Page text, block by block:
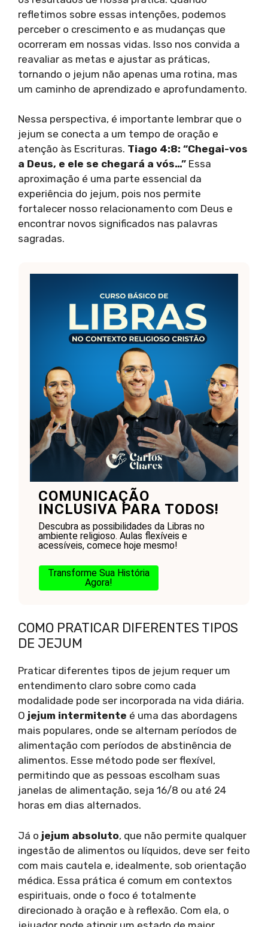
refletimos sobre essas intenções, podemos
perceber o crescimento e as mudanças que
ocorreram em nossas vidas. Isso nos convida a
reavaliar as metas e ajustar as práticas,
tornando o jejum não apenas uma rotina, mas
um caminho de aprendizado e aprofundamento.
Nessa perspectiva, é importante lembrar que o
jejum se conecta a um tempo de oração e
atenção às Escrituras. Tiago 4:8: “Chegai-vos
a Deus, e ele se chegará a vós…” Essa
aproximação é uma parte essencial da
experiência do jejum, pois nos permite
fortalecer nosso relacionamento com Deus e
encontrar novos significados nas palavras
sagradas.
COMUNICAÇÃO
INCLUSIVA PARA TODOS!
Descubra as possibilidades da Libras no
ambiente religioso. Aulas flexíveis e
acessíveis, comece hoje mesmo!
Transforme Sua História
Agora!
COMO PRATICAR DIFERENTES TIPOS
DE JEJUM
Praticar diferentes tipos de jejum requer um
entendimento claro sobre como cada
modalidade pode ser incorporada na vida diária.
O jejum intermitente é uma das abordagens
mais populares, onde se alternam períodos de
alimentação com períodos de abstinência de
alimentos. Esse método pode ser flexível,
permitindo que as pessoas escolham suas
janelas de alimentação, seja 16/8 ou até 24
horas em dias alternados.
Já o jejum absoluto, que não permite qualquer
ingestão de alimentos ou líquidos, deve ser feito
com mais cautela e, idealmente, sob orientação
médica. Essa prática é comum em contextos
espirituais, onde o foco é totalmente
direcionado à oração e à reflexão. Com ela, o